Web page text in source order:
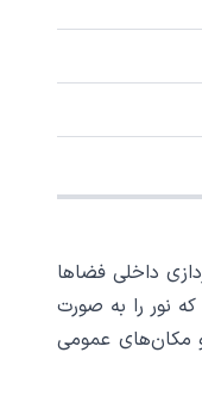
داخلی فضاها
است که نور را به صورت
تجاری و مکان‌های عمومی